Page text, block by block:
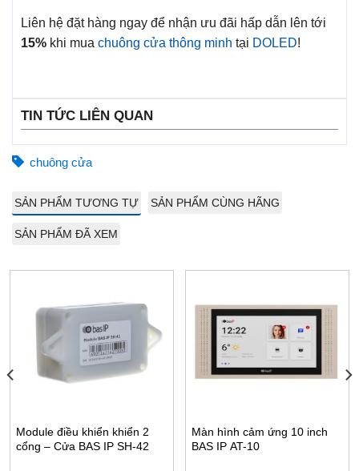
Liên hệ đặt hàng ngay để nhận ưu đãi hấp dẫn lên tới
15% khi mua chuông cửa thông minh tại DOLED!
TIN TỨC LIÊN QUAN
chuông cửa
SẢN PHẨM TƯƠNG TỰ SẢN PHẨM CÙNG HÃNG
SẢN PHẨM ĐÃ XEM
Module điều khiển khiển 2
cổng – Cửa BAS IP SH-42
Màn hình cảm ứng 10 inch
BAS IP AT-10